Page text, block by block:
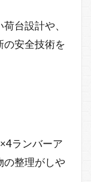
台設計や、
の安全技術を
ランバーア
の整理がしや